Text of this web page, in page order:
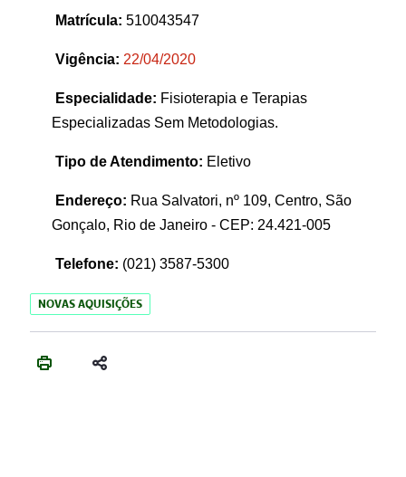
Matrícula: 510043547
Vigência: 22/04/2020
Especialidade: Fisioterapia e Terapias
Especializadas Sem Metodologias.
Tipo de Atendimento: Eletivo
Endereço: Rua Salvatori, nº 109, Centro, São
Gonçalo, Rio de Janeiro - CEP: 24.421-005
Telefone: (021) 3587-5300
NOVAS AQUISIÇÕES